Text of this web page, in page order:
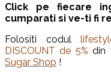
Click pe fiecare
cumparati si ve-ti fi
Folositi codul
DISCOUNT de 5% din
Sugar Shop !